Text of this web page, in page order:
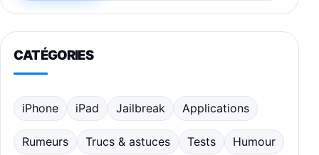
CATÉGORIES
iPhone iPad Jailbreak Applications
Rumeurs Trucs & astuces Tests Humour